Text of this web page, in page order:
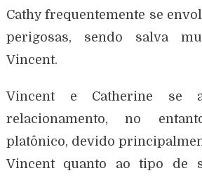
Cathy frequentemente se
perigosas, sendo salva
Vincent.
Vincent e Catherine se
relacionamento, no
platônico, devido
Vincent quanto ao tipo de